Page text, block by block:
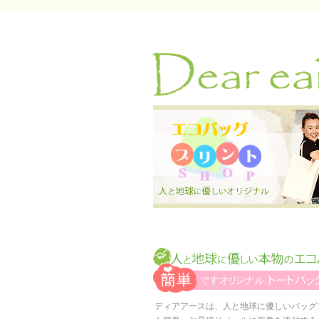
ディアアースは、人と地球に優しいバッ